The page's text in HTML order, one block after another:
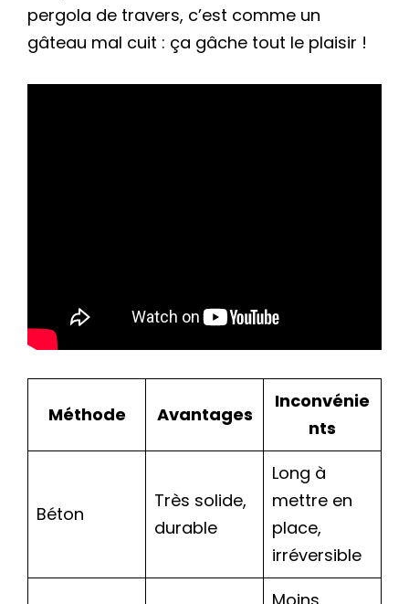
pergola de travers, c’est comme un
gâteau mal cuit : ça gâche tout le plaisir !
Méthode Avantages
Inconvénie
nts
Béton
Très solide,
durable
Long à
mettre en
place,
irréversible